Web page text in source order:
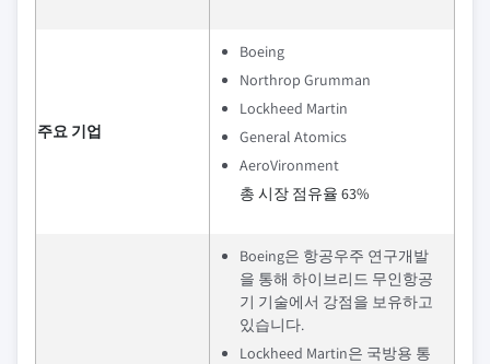
주요 기업
Boeing
Northrop Grumman
Lockheed Martin
General Atomics
AeroVironment
총 시장 점유율 63%
Boeing은 항공우주 연구개발
을 통해 하이브리드 무인항공
기 기술에서 강점을 보유하고
있습니다.
Lockheed Martin은 국방용 통